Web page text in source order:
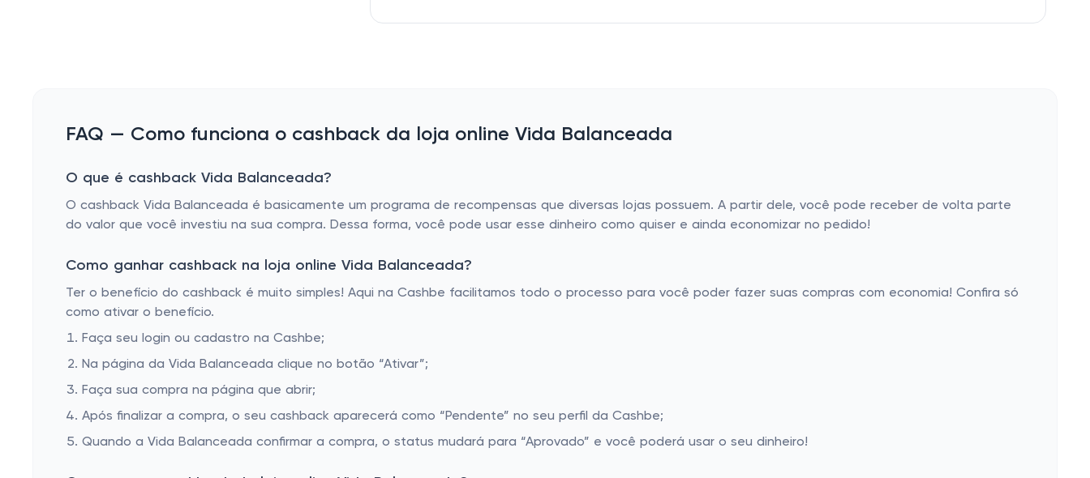
FAQ — Como funciona o cashback da loja online Vida Balanceada
O que é cashback Vida Balanceada?
O cashback Vida Balanceada é basicamente um programa de recompensas que diversas lojas possuem. A partir dele, você pode receber de volta parte
do valor que você investiu na sua compra. Dessa forma, você pode usar esse dinheiro como quiser e ainda economizar no pedido!
Como ganhar cashback na loja online Vida Balanceada?
Ter o benefício do cashback é muito simples! Aqui na Cashbe facilitamos todo o processo para você poder fazer suas compras com economia! Confira só
como ativar o benefício.
Faça seu login ou cadastro na Cashbe;
Na página da Vida Balanceada clique no botão “Ativar”;
Faça sua compra na página que abrir;
Após finalizar a compra, o seu cashback aparecerá como “Pendente” no seu perfil da Cashbe;
Quando a Vida Balanceada confirmar a compra, o status mudará para “Aprovado” e você poderá usar o seu dinheiro!